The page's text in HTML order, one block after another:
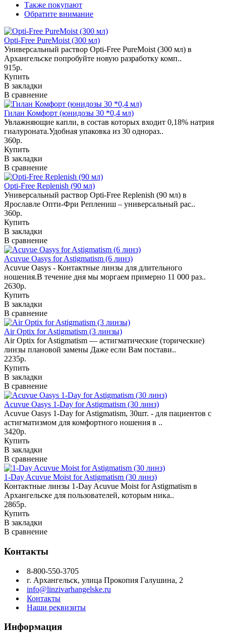
Также покупают
Обратите внимание
Opti-Free PureMoist (300 мл)
Универсальный раствор Opti-Free PureMoist (300 мл) в
Архангельске попробуйте новую разработку комп..
915р.
Купить
В закладки
В сравнение
Гилан Комфорт (юнидозы 30 *0,4 мл)
Увлажняющие капли, в состав которых входит 0,18% натрия
гиалуроната.Удобная упаковка из 30 однораз..
360р.
Купить
В закладки
В сравнение
Opti-Free Replenish (90 мл)
Универсальный раствор Opti-Free Replenish (90 мл) в
Ярославле Опти-Фри Реплениш – универсальный рас..
360р.
Купить
В закладки
В сравнение
Acuvue Oasys for Astigmatism (6 линз)
Acuvue Oasys - Контактные линзы для длительного
ношения.В течение дня мы моргаем примерно 11 000 раз..
2630р.
Купить
В закладки
В сравнение
Air Optix for Astigmatism (3 линзы)
Air Optix for Astigmatism — астигматические (торические)
линзы плановой замены Даже если Вам постави..
2235р.
Купить
В закладки
В сравнение
Acuvue Oasys 1-Day for Astigmatism (30 линз)
Acuvue Oasys 1-Day for Astigmatism, 30шт. - для пациентов с
астигматизмом для комфортного ношения в ..
3420р.
Купить
В закладки
В сравнение
1-Day Acuvue Moist for Astigmatism (30 линз)
Контактные линзы 1-Day Acuvue Moist for Astigmatism в
Архангельске для пользователей, которым ника..
2865р.
Купить
В закладки
В сравнение
Контакты
8-800-550-3705
г. Архангельск, улица Прокопия Галушина, 2
info@linzivarhangelske.ru
Контакты
Наши реквизиты
Информация